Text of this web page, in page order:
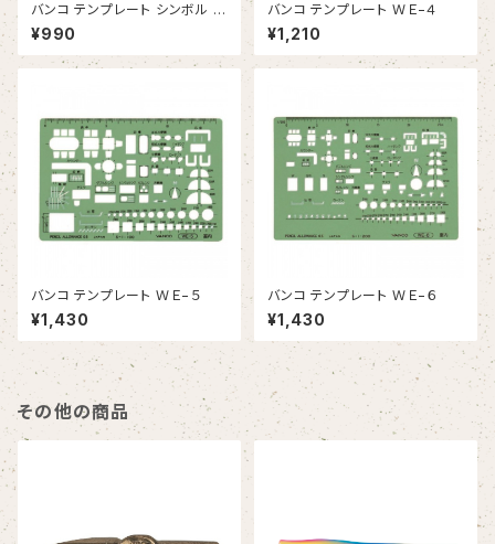
バンコ テンプレート シンボル １
０
¥990
バンコ テンプレート ＷＥ−４
¥1,210
バンコ テンプレート ＷＥ−５
¥1,430
バンコ テンプレート ＷＥ−６
¥1,430
その他の商品